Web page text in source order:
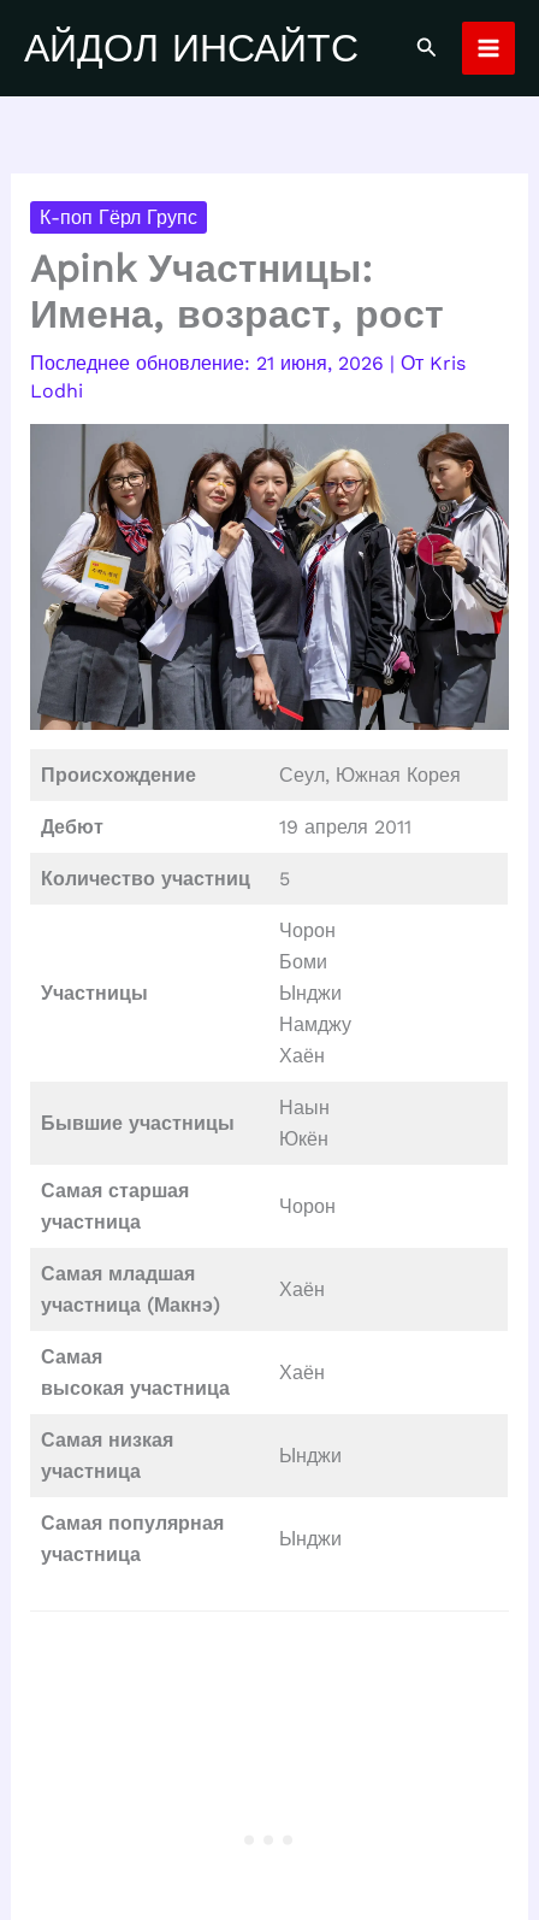
содержимому
АЙДОЛ ИНСАЙТС Поиск
К-поп Гёрл Групс
Apink Участницы:
Имена, возраст, рост
21 июня, 2026 | От Kris
Lodhi
Происхождение Сеул, Южная Корея
Дебют 19 апреля 2011
Количество участниц 5
Участницы
Чорон
Боми
Ынджи
Намджу
Хаён
Бывшие участницы
Наын
Юкён
Самая старшая
участница
Чорон
Самая младшая
участница (Макнэ)
Хаён
Самая
высокая участница
Хаён
Самая низкая
участница
Ынджи
Самая популярная
участница
Ынджи